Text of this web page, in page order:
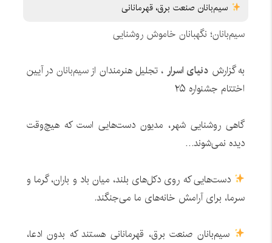
سیم‌بانان صنعت برق، قهرمانانی
سیم‌بانان؛ نگهبانان خاموش روشنایی
به گزارش دنیای اسرار ، تجلیل هنرمندان ازسیم‌بانان در آیین
اختتام جشنواره ۲۵
گاهی روشنایی شهر، مدیون دست‌هایی است که هیچ‌وقت
دیده نمی‌شوند…
دست‌هایی که روی دکل‌های بلند، میان باد و باران، گرما و
سرما، برای آرامش خانه‌های ما می‌جنگند.
سیم‌بانان صنعت برق، قهرمانانی هستند که بدون ادعا،